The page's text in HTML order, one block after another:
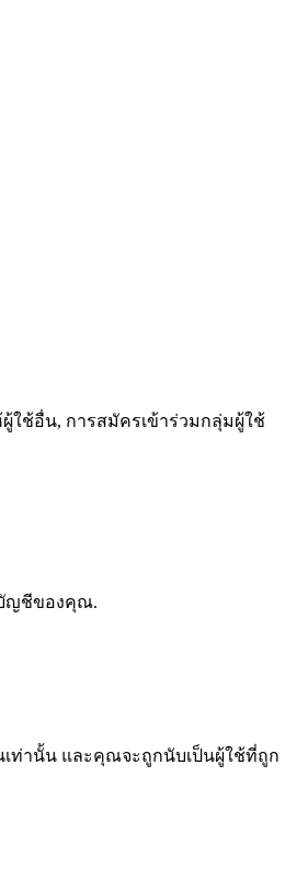
ใช้อื่น, การสมัครเข้าร่วมกลุ่มผู้ใช้
ญชีของคุณ.
เท่านั้น และคุณจะถูกนับเป็นผู้ใช้ที่ถูก